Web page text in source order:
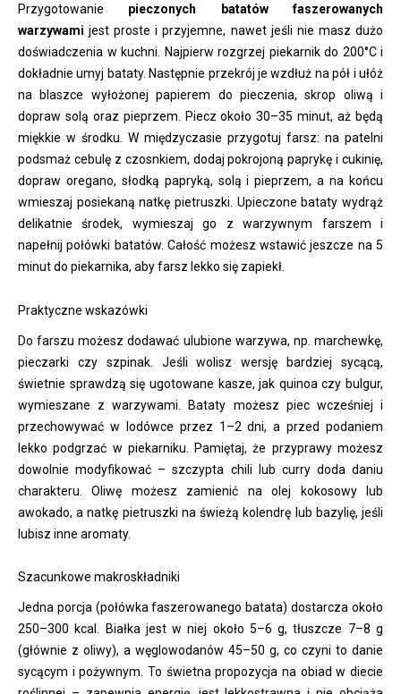
Przygotowanie pieczonych batatów faszerowanych
warzywami jest proste i przyjemne, nawet jeśli nie masz dużo
doświadczenia w kuchni. Najpierw rozgrzej piekarnik do 200°C i
dokładnie umyj bataty. Następnie przekrój je wzdłuż na pół i ułóż
na blaszce wyłożonej papierem do pieczenia, skrop oliwą i
dopraw solą oraz pieprzem. Piecz około 30–35 minut, aż będą
miękkie w środku. W międzyczasie przygotuj farsz: na patelni
podsmaż cebulę z czosnkiem, dodaj pokrojoną paprykę i cukinię,
dopraw oregano, słodką papryką, solą i pieprzem, a na końcu
wmieszaj posiekaną natkę pietruszki. Upieczone bataty wydrąż
delikatnie środek, wymieszaj go z warzywnym farszem i
napełnij połówki batatów. Całość możesz wstawić jeszcze na 5
minut do piekarnika, aby farsz lekko się zapiekł.
Praktyczne wskazówki
Do farszu możesz dodawać ulubione warzywa, np. marchewkę,
pieczarki czy szpinak. Jeśli wolisz wersję bardziej sycącą,
świetnie sprawdzą się ugotowane kasze, jak quinoa czy bulgur,
wymieszane z warzywami. Bataty możesz piec wcześniej i
przechowywać w lodówce przez 1–2 dni, a przed podaniem
lekko podgrzać w piekarniku. Pamiętaj, że przyprawy możesz
dowolnie modyfikować – szczypta chili lub curry doda daniu
charakteru. Oliwę możesz zamienić na olej kokosowy lub
awokado, a natkę pietruszki na świeżą kolendrę lub bazylię, jeśli
lubisz inne aromaty.
Szacunkowe makroskładniki
Jedna porcja (połówka faszerowanego batata) dostarcza około
250–300 kcal. Białka jest w niej około 5–6 g, tłuszcze 7–8 g
(głównie z oliwy), a węglowodanów 45–50 g, co czyni to danie
sycącym i pożywnym. To świetna propozycja na obiad w diecie